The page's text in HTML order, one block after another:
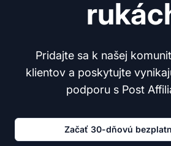
Pridajte sa k našej
klientov a poskytujte
podporu s Post
Začať 30-dňovú